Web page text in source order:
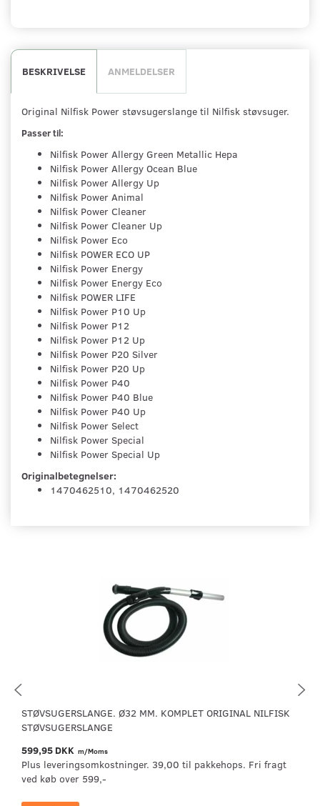
BESKRIVELSE ANMELDELSER
Original Nilfisk Power støvsugerslange til Nilfisk støvsuger.
Passer til:
Nilfisk Power Allergy Green Metallic Hepa
Nilfisk Power Allergy Ocean Blue
Nilfisk Power Allergy Up
Nilfisk Power Animal
Nilfisk Power Cleaner
Nilfisk Power Cleaner Up
Nilfisk Power Eco
Nilfisk POWER ECO UP
Nilfisk Power Energy
Nilfisk Power Energy Eco
Nilfisk POWER LIFE
Nilfisk Power P10 Up
Nilfisk Power P12
Nilfisk Power P12 Up
Nilfisk Power P20 Silver
Nilfisk Power P20 Up
Nilfisk Power P40
Nilfisk Power P40 Blue
Nilfisk Power P40 Up
Nilfisk Power Select
Nilfisk Power Special
Nilfisk Power Special Up
Originalbetegnelser:
1470462510, 1470462520
STØVSUGERSLANGE. Ø32 MM. KOMPLET ORIGINAL NILFISK
STØVSUGERSLANGE
599,95 DKK m/Moms
Plus leveringsomkostninger. 39,00 til pakkehops. Fri fragt
ved køb over 599,-